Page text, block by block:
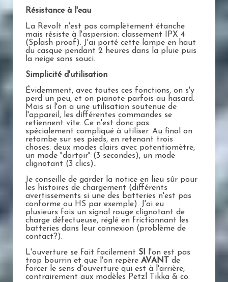
Résistance à l'eau
La Revolt n'est pas complètement étanche
mais résiste à l'aspersion: classement IPX 4
(Splash proof). J'ai porté cette lampe en haut
du casque pendant 2 heures dans la pluie puis
la neige sans souci.
Simplicité d'utilisation
Évidemment, avec toutes ces fonctions, on s'y
perd un peu, et on pianote parfois au hasard.
Mais si l'on a une utilisation soutenue de
l'appareil, les différentes commandes se
retiennent vite. Ce n'est donc pas
spécialement compliqué à utiliser. Au final on
retombe sur ses pieds, en retenant trois
choses: deux modes clairs avec potentiomètre,
un mode "dortoir" (3 secondes), un mode
clignotant (3 clics)..
Je conseille de garder la notice en lieu sûr pour
les histoires de chargement (différents
avertissements si une des batteries n'est pas
conforme ou HS par exemple). J'ai eu
plusieurs fois un signal rouge clignotant de
charge défectueuse, réglé en frictionnant les
batteries dans leur connexion (problème de
contact?).
L'ouverture se fait facilement SI l'on est pas
trop bourrin et que l'on repère AVANT de
forcer le sens d'ouverture qui est à l'arrière,
contrairement aux modèles Petzl Tikka & co.